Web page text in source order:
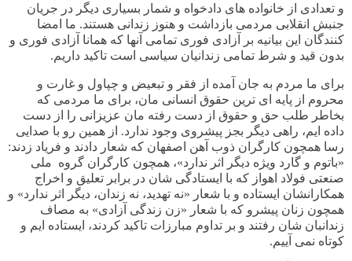
و تعدادی از خانواده های دادخواه و شمار بسیاری دیگر در جریان
جنبش انقلابی مردمی بازداشت و هنوز زندانی هستند. ما امضا
کنندگان این بیانیه بر آزادی فوری تمامی آنها که همانا آزادی فوری و
بدون قید و شرط تمامی زندانیان سیاسی است تاکید داریم.
برای ما مردم به جان آمده از فقر و تبعیض و چپاول و غارت و
محروم از پایه ای ترین حقوق انسانی مان، برای ما مردمی که
بخاطر طلب حق و حقوق از دست رفته مان عزیزانی را از دست
داده ایم، راهی دیگر بجز پیشروی وجود ندارد. از همین رو با صدایی
رسا همچون کارگران ذوب آهن اصفهان که شعار دادند و فریاد زدند:
«باتوم و گارد ویژه دیگر اثر ندارد»، همچون کارگران گروه ملی
صنعتی فولاد اهواز که با ایستادگی شان در برابر تعلیق و اخراج
همکارانشان ایستاده و با شعار «نه تهدید، نه زندان، دیگر اثر ندارد» و
همچون زنان پیشرو که با شعار «زن زندگی آزادی» به مصاف
زندانبان شان رفتند و بر تداوم مبارزات تاکید کردند، ایستاده ایم و
کوتاه نمی آییم.